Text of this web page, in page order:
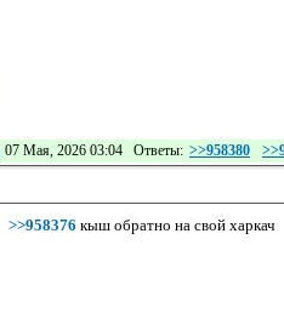
07 Мая, 2026 03:04 Ответы: >>958380
>>958376 кыш обратно на свой харкач